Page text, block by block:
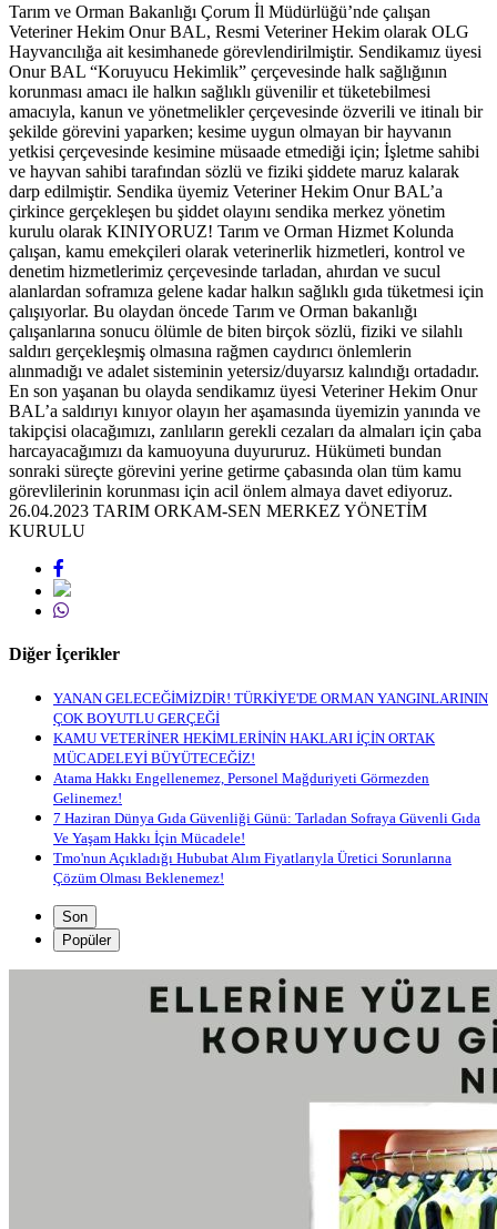
Tarım ve Orman Bakanlığı Çorum İl Müdürlüğü’nde çalışan
Veteriner Hekim Onur BAL, Resmi Veteriner Hekim olarak OLG
Hayvancılığa ait kesimhanede görevlendirilmiştir. Sendikamız üyesi
Onur BAL “Koruyucu Hekimlik” çerçevesinde halk sağlığının
korunması amacı ile halkın sağlıklı güvenilir et tüketebilmesi
amacıyla, kanun ve yönetmelikler çerçevesinde özverili ve itinalı bir
şekilde görevini yaparken; kesime uygun olmayan bir hayvanın
yetkisi çerçevesinde kesimine müsaade etmediği için; İşletme sahibi
ve hayvan sahibi tarafından sözlü ve fiziki şiddete maruz kalarak
darp edilmiştir. Sendika üyemiz Veteriner Hekim Onur BAL’a
çirkince gerçekleşen bu şiddet olayını sendika merkez yönetim
kurulu olarak KINIYORUZ! Tarım ve Orman Hizmet Kolunda
çalışan, kamu emekçileri olarak veterinerlik hizmetleri, kontrol ve
denetim hizmetlerimiz çerçevesinde tarladan, ahırdan ve sucul
alanlardan soframıza gelene kadar halkın sağlıklı gıda tüketmesi için
çalışıyorlar. Bu olaydan öncede Tarım ve Orman bakanlığı
çalışanlarına sonucu ölümle de biten birçok sözlü, fiziki ve silahlı
saldırı gerçekleşmiş olmasına rağmen caydırıcı önlemlerin
alınmadığı ve adalet sisteminin yetersiz/duyarsız kalındığı ortadadır.
En son yaşanan bu olayda sendikamız üyesi Veteriner Hekim Onur
BAL’a saldırıyı kınıyor olayın her aşamasında üyemizin yanında ve
takipçisi olacağımızı, zanlıların gerekli cezaları da almaları için çaba
harcayacağımızı da kamuoyuna duyururuz. Hükümeti bundan
sonraki süreçte görevini yerine getirme çabasında olan tüm kamu
görevlilerinin korunması için acil önlem almaya davet ediyoruz.
26.04.2023 TARIM ORKAM-SEN MERKEZ YÖNETİM
KURULU
Diğer İçerikler
YANAN GELECEĞİMİZDİR! TÜRKİYE'DE ORMAN YANGINLARININ
ÇOK BOYUTLU GERÇEĞİ
KAMU VETERİNER HEKİMLERİNİN HAKLARI İÇİN ORTAK
MÜCADELEYİ BÜYÜTECEĞİZ!
Atama Hakkı Engellenemez, Personel Mağduriyeti Görmezden
Gelinemez!
7 Haziran Dünya Gıda Güvenliği Günü: Tarladan Sofraya Güvenli Gıda
Ve Yaşam Hakkı İçin Mücadele!
Tmo'nun Açıkladığı Hububat Alım Fiyatlarıyla Üretici Sorunlarına
Çözüm Olması Beklenemez!
Son
Popüler